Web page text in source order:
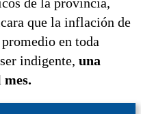
que la inflación de
en toda
indigente, una